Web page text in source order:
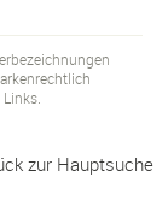
zur Hauptsuche